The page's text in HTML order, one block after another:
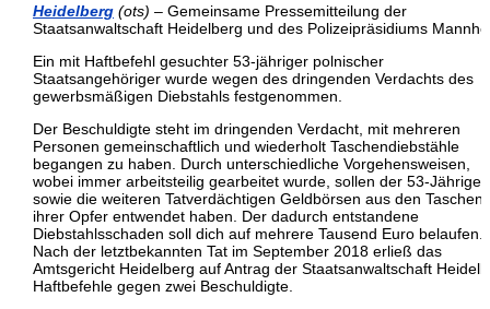
Heidelberg (ots) – Gemeinsame Pressemitteilung der
Staatsanwaltschaft Heidelberg und des Polizeipräsidiums
Ein mit Haftbefehl gesuchter 53-jähriger polnischer
Staatsangehöriger wurde wegen des dringenden Verdachts des
gewerbsmäßigen Diebstahls festgenommen.
Der Beschuldigte steht im dringenden Verdacht, mit mehreren
Personen gemeinschaftlich und wiederholt Taschendiebstähle
begangen zu haben. Durch unterschiedliche Vorgehensweisen,
wobei immer arbeitsteilig gearbeitet wurde, sollen der 53-Jährige
sowie die weiteren Tatverdächtigen Geldbörsen aus den Taschen
ihrer Opfer entwendet haben. Der dadurch entstandene
Diebstahlsschaden soll dich auf mehrere Tausend Euro belaufen.
Nach der letztbekannten Tat im September 2018 erließ das
Amtsgericht Heidelberg auf Antrag der Staatsanwaltschaft
Haftbefehle gegen zwei Beschuldigte.